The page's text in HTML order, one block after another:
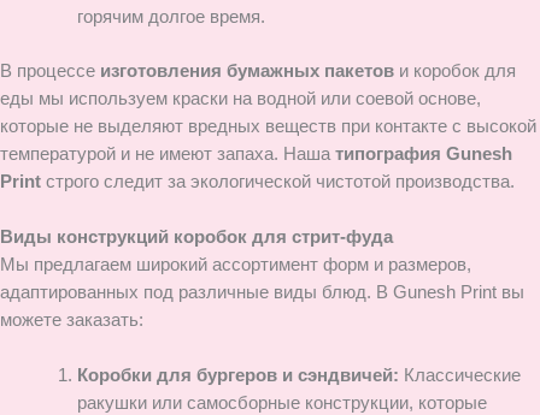
горячим долгое время.
В процессе изготовления бумажных пакетов и коробок для
еды мы используем краски на водной или соевой основе,
которые не выделяют вредных веществ при контакте с высокой
температурой и не имеют запаха. Наша типография Gunesh
Print строго следит за экологической чистотой производства.
Виды конструкций коробок для стрит-фуда
Мы предлагаем широкий ассортимент форм и размеров,
адаптированных под различные виды блюд. В Gunesh Print вы
можете заказать:
Коробки для бургеров и сэндвичей: Классические
ракушки или самосборные конструкции, которые